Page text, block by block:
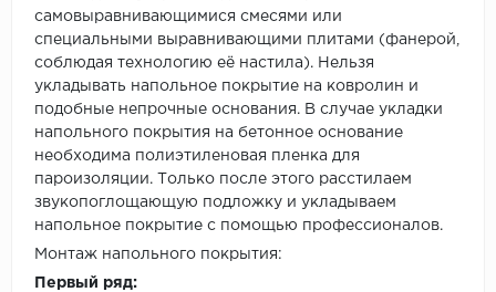
самовыравнивающимися смесями или
специальными выравнивающими плитами (фанерой,
соблюдая технологию её настила). Нельзя
укладывать напольное покрытие на ковролин и
подобные непрочные основания. В случае укладки
напольного покрытия на бетонное основание
необходима полиэтиленовая пленка для
пароизоляции. Только после этого расстилаем
звукопоглощающую подложку и укладываем
напольное покрытие с помощью профессионалов.
Монтаж напольного покрытия:
Первый ряд: